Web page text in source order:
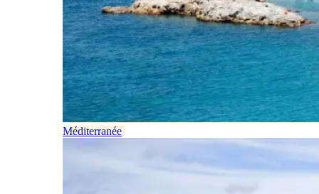
Méditerranée